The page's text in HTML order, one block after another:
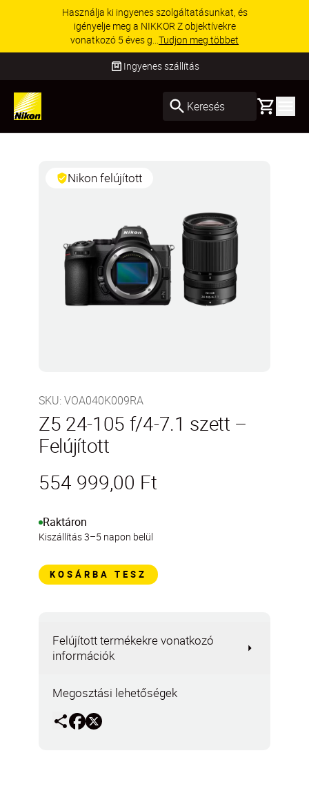
Használja ki ingyenes szolgáltatásunkat, és
igényelje meg a NIKKOR Z objektívekre
vonatkozó 5 éves g...Tudjon meg többet
Ingyenes szállítás
Keresés Basket
Nikon felújított
SKU:VOA040K009RA
Z5 24-105 f/4-7.1 szett –
Felújított
554 999,00 Ft
Raktáron
Kiszállítás 3–5 napon belül
KOSÁRBA TESZ
Felújított termékekre vonatkozó
információk
Megosztási lehetőségek